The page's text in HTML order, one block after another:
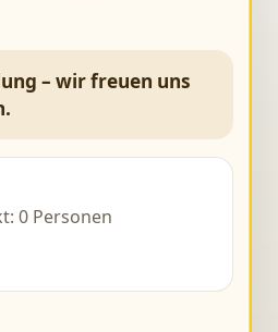
– wir freuen uns
0 Personen